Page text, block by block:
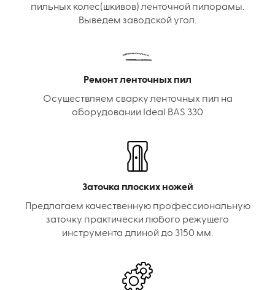
пильных колес(шкивов) ленточной пилорамы.
Выведем заводской угол.
Ремонт ленточных пил
Осуществляем сварку ленточных пил на
оборудовании Ideal BAS 330
Заточка плоских ножей
Предлагаем качественную профессиональную
заточку практически любого режущего
инструмента длиной до 3150 мм.